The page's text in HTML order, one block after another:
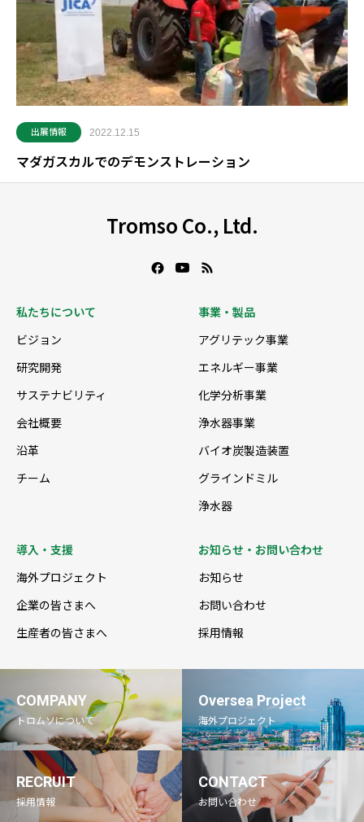
出展情報 2022.12.15
マダガスカルでのデモンストレーション
Tromso Co., Ltd.
私たちについて
ビジョン
研究開発
サステナビリティ
会社概要
沿革
チーム
事業・製品
アグリテック事業
エネルギー事業
化学分析事業
浄水器事業
バイオ炭製造装置
グラインドミル
浄水器
導入・支援
海外プロジェクト
企業の皆さまへ
生産者の皆さまへ
お知らせ・お問い合わせ
お知らせ
お問い合わせ
採用情報
COMPANY
トロムソについて
Oversea Project
海外プロジェクト
RECRUIT
採用情報
CONTACT
お問い合わせ